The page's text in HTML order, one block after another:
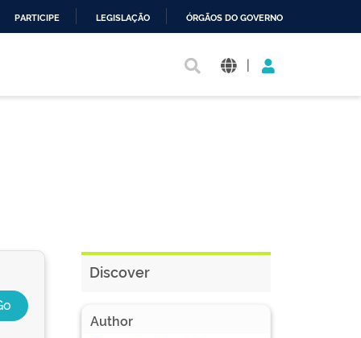
PARTICIPE LEGISLAÇÃO ÓRGÃOS DO GOVERNO
|
Discover
Author